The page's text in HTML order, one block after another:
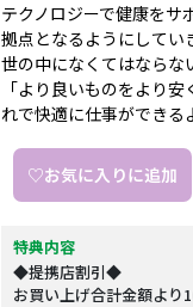
テクノロジーで健康をサ
拠点となるようにしてい
世の中になくてはならな
「より良いものをより
れで快適に仕事ができる
♡お気に入りに追加
特典内容
◆提携店割引◆
お買い上げ合計金額より